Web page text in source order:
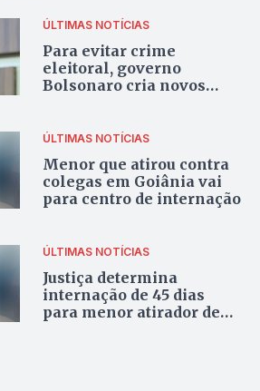
ÚLTIMAS NOTÍCIAS
Para evitar crime
eleitoral, governo
Bolsonaro cria novos
ÚLTIMAS NOTÍCIAS
Menor que atirou contra
colegas em Goiânia vai
para centro de internação
ÚLTIMAS NOTÍCIAS
Justiça determina
internação de 45 dias
para menor atirador de